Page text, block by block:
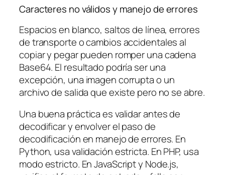
Caracteres no válidos y manejo de errores
Espacios en blanco, saltos de línea, errores
de transporte o cambios accidentales al
copiar y pegar pueden romper una cadena
Base64. El resultado podría ser una
excepción, una imagen corrupta o un
archivo de salida que existe pero no se abre.
Una buena práctica es validar antes de
decodificar y envolver el paso de
decodificación en manejo de errores. En
Python, usa validación estricta. En PHP, usa
modo estricto. En JavaScript y Node.js,